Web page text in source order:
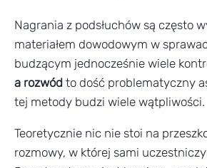
Nagrania z podsłuchów są często
materiałem dowodowym w
budzącym jednocześnie wiele
a rozwód to dość problematyczny
tej metody budzi wiele wątpliwości.
Teoretycznie nic nie stoi na
rozmowy, w której sami